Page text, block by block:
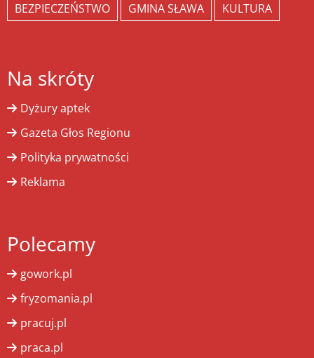
BEZPIECZEŃSTWO
GMINA SŁAWA KULTURA
Na skróty
Dyżury aptek
Gazeta Głos Regionu
Polityka prywatności
Reklama
Polecamy
gowork.pl
fryzomania.pl
pracuj.pl
praca.pl